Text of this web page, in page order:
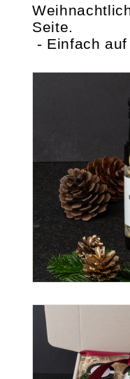
Seite.
- Einfach